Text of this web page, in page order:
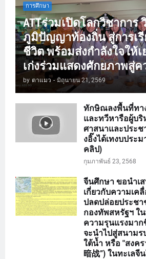
การศึกษา
ATTร่วมเปิดโลกวิชาการ
ภูมิปัญญาท้องถิ่น สู่การเ
ชีวิต พร้อมส่งกำลังใจให้
เก่งร่วมแสดงศักยภาพสู่ค
by ตาแมว - มิถุนายน 21, 2569
ทักษิณลงพื้นที่ทา
และทวีหารือผู้บ
ศาสนาและประ
งอิ๊งได้เทงบปร
คลิป)
กุมภาพันธ์ 23, 2568
จีนศึกษา ขอนำเ
เกี่ยวกับความเค
ปลดปล่อยประชา
กองทัพสหรัฐฯ ใ
ความรุนแรงมา
จะนำไปสู่สนามร
ใต้น้ำ หรือ "สงค
暗战”) ในทะเลจี